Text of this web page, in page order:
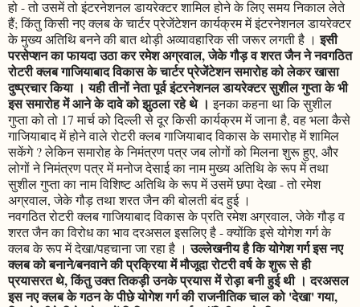
हो - तो उसमें तो इंटरनेशनल डायरेक्टर शामिल होने के लिए समय निकाल लेते
हैं; किंतु किसी नए क्लब के चार्टर प्रेजेंटेशन कार्यक्रम में इंटरनेशनल डायरेक्टर
के मुख्य अतिथि बनने की बात थोड़ी अव्यावहारिक सी जरूर लगती है ।इसी
परसेप्शन का फायदा उठा कर रमेश अग्रवाल, जेके गौड़ व शरत जैन ने नवगठित
रोटरी क्लब गाजियाबाद विकास के चार्टर प्रेजेंटेशन समारोह को लेकर खासा
दुष्प्रचार किया । यही तीनों नेता पूर्व इंटरनेशनल डायरेक्टर सुशील गुप्ता के भी
इस समारोह में आने के दावे को झुठला रहे थे । इनका कहना था कि सुशील
गुप्ता को तो 17 मार्च को दिल्ली से दूर किसी कार्यक्रम में जाना है, वह भला कैसे
गाजियाबाद में होने वाले रोटरी क्लब गाजियाबाद विकास के समारोह में शामिल
सकेंगे ? लेकिन समारोह के निमंत्रण पत्र जब लोगों को मिलना शुरू हुए, और
लोगों ने निमंत्रण पत्र में मनोज देसाई का नाम मुख्य अतिथि के रूप में तथा
सुशील गुप्ता का नाम विशिष्ट अतिथि के रूप में उसमें छपा देखा - तो रमेश
अग्रवाल, जेके गौड़ तथा शरत जैन की बोलती बंद हुई ।
नवगठित रोटरी क्लब गाजियाबाद विकास के प्रति रमेश अग्रवाल, जेके गौड़ व
शरत जैन का विरोध का भाव दरअसल इसलिए है - क्योंकि इसे योगेश गर्ग के
क्लब के रूप में देखा/पहचाना जा रहा है ।उल्लेखनीय है कि योगेश गर्ग इस नए
क्लब को बनाने/बनवाने की प्रक्रिया में मौजूदा रोटरी वर्ष के शुरू से ही
प्रयासरत थे, किंतु उक्त तिकड़ी उनके प्रयास में रोड़ा बनी हुई थी । दरअसल
इस नए क्लब के गठन के पीछे योगेश गर्ग की राजनीतिक चाल को 'देखा' गया,